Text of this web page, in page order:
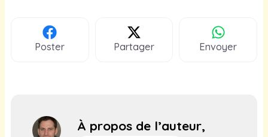
Poster Partager Envoyer
À propos de l’auteur,